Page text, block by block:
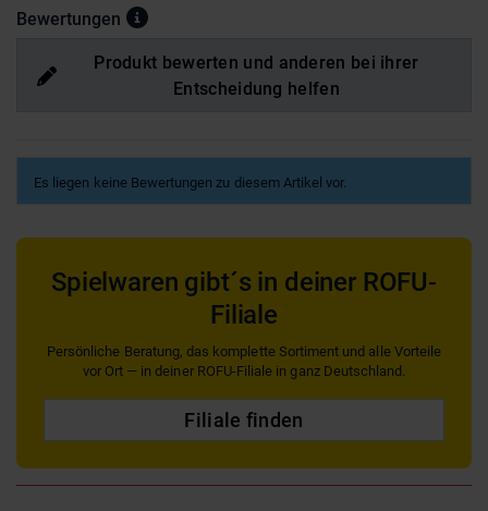
Bewertungen
Produkt bewerten und anderen bei ihrer
Entscheidung helfen
Es liegen keine Bewertungen zu diesem Artikel vor.
Spielwaren gibt´s in deiner ROFU-
Filiale
Persönliche Beratung, das komplette Sortiment und alle Vorteile
vor Ort — in deiner ROFU-Filiale in ganz Deutschland.
Filiale finden